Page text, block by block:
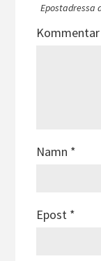
Epostadressa
Kommentar
Namn *
Epost *